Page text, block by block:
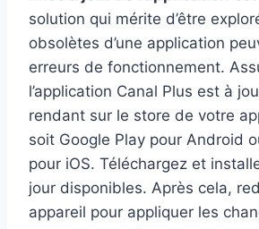
solution qui mérite d’être
obsolètes d’une application
erreurs de fonctionnement.
l’application Canal Plus est à
rendant sur le store de votre
soit Google Play pour Android
pour iOS. Téléchargez et
jour disponibles. Après cela,
appareil pour appliquer les